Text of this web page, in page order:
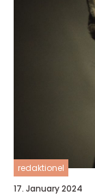
redaktionel
17. January 2024